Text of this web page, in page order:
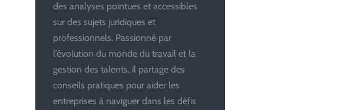
des analyses pointues et accessibles
sur des sujets juridiques et
professionnels. Passionné par
l’évolution du monde du travail et la
gestion des talents, il partage des
conseils pratiques pour aider les
entreprises à naviguer dans les défis